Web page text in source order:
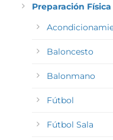
Preparación
Baloncesto
Balonmano
Fútbol
Fútbol Sala